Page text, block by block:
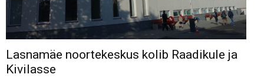
Lasnamäe noortekeskus kolib Raadikule ja
Kivilasse